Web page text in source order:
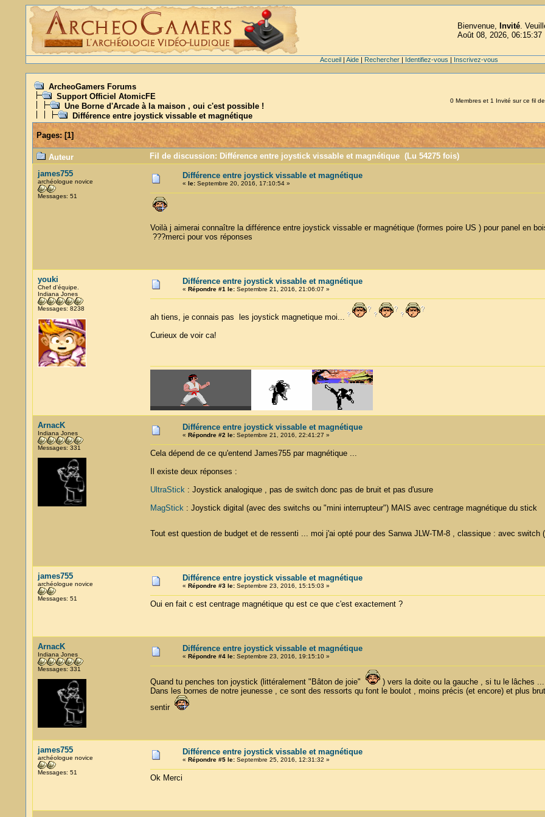
Bienvenue, Invité.
Août 08, 2026, 06:15:37
Accueil| Aide| Rechercher| Identifiez-vous | Inscrivez-vous
ArcheoGamers Forums
Support Officiel AtomicFE
Une Borne d'Arcade à la maison , oui c'est possible !
Différence entre joystick vissable et magnétique
0 Membres et 1 Invité sur ce fil de
Pages:[1]
Auteur
Fil de discussion: Différence entre joystick vissable et magnétique (Lu 54275 fois)
james755
archéologue novice
Messages: 51
Différence entre joystick vissable et magnétique
« le:Septembre 20, 2016, 17:10:54 »
Voilà j aimerai connaître la différence entre joystick vissable er magnétique (formes poire US ) pour panel en
???merci pour vos réponses
youki
Chef d'équipe.
Indiana Jones
Messages: 8238
Différence entre joystick vissable et magnétique
« Répondre #1 le:Septembre 21, 2016, 21:06:07 »
ah tiens, je connais pas les joystick magnetique moi...
Curieux de voir ca!
ArnacK
Indiana Jones
Messages: 331
Différence entre joystick vissable et magnétique
« Répondre #2 le:Septembre 21, 2016, 22:41:27 »
Cela dépend de ce qu'entend James755 par magnétique ...
Il existe deux réponses :
UltraStick: Joystick analogique , pas de switch donc pas de bruit et pas d'usure
MagStick: Joystick digital (avec des switchs ou "mini interrupteur") MAIS avec centrage magnétique du stick
Tout est question de budget et de ressenti ... moi j'ai opté pour des Sanwa JLW-TM-8 , classique : avec switch
james755
archéologue novice
Messages: 51
Différence entre joystick vissable et magnétique
« Répondre #3 le:Septembre 23, 2016, 15:15:03 »
Oui en fait c est centrage magnétique qu est ce que c'est exactement ?
ArnacK
Indiana Jones
Messages: 331
Différence entre joystick vissable et magnétique
« Répondre #4 le:Septembre 23, 2016, 19:15:10 »
Quand tu penches ton joystick (littéralement "Bâton de joie"
) vers la doite ou la gauche , si tu le lâches
Dans les bornes de notre jeunesse , ce sont des ressorts qu font le boulot , moins précis (et encore) et plus
sentir
james755
archéologue novice
Messages: 51
Différence entre joystick vissable et magnétique
« Répondre #5 le:Septembre 25, 2016, 12:31:32 »
Ok Merci